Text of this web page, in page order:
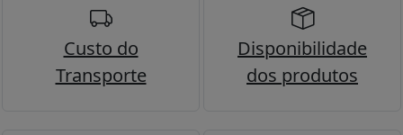
Custo do
Transporte
Disponibilidade
dos produtos